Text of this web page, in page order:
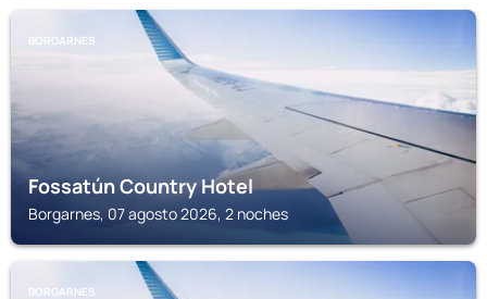
BORGARNES
Fossatún Country Hotel
Borgarnes, 07 agosto 2026, 2 noches
BORGARNES